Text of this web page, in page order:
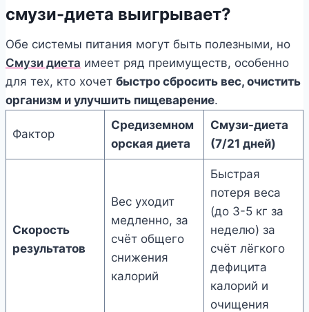
смузи-диета выигрывает?
Обе системы питания могут быть полезными, но
Смузи диета имеет ряд преимуществ, особенно
для тех, кто хочет быстро сбросить вес, очистить
организм и улучшить пищеварение.
Фактор
Средиземном
орская диета
Смузи-диета
(7/21 дней)
Скорость
результатов
Вес уходит
медленно, за
счёт общего
снижения
калорий
Быстрая
потеря веса
(до 3-5 кг за
неделю) за
счёт лёгкого
дефицита
калорий и
очищения